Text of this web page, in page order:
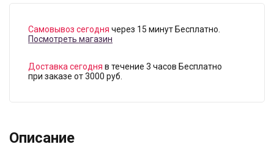
Самовывоз сегодня через 15 минут Бесплатно.
Посмотреть магазин
Доставка сегодня в течение 3 часов Бесплатно
при заказе от 3000 руб.
Описание